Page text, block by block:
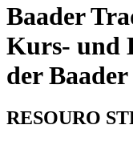
Baader
Kurs- und
der
RESOURO